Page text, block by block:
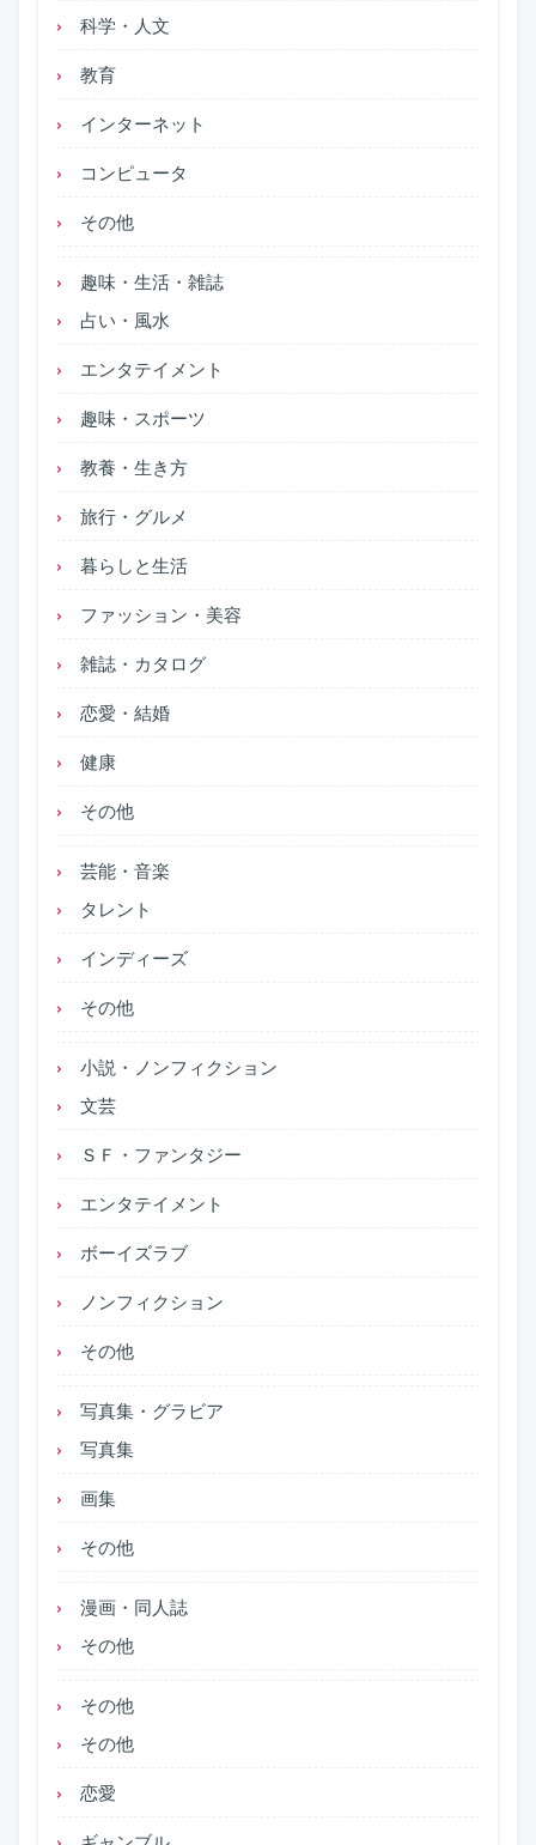
科学・人文
教育
インターネット
コンピュータ
その他
趣味・生活・雑誌
占い・風水
エンタテイメント
趣味・スポーツ
教養・生き方
旅行・グルメ
暮らしと生活
ファッション・美容
雑誌・カタログ
恋愛・結婚
健康
その他
芸能・音楽
タレント
インディーズ
その他
小説・ノンフィクション
文芸
ＳＦ・ファンタジー
エンタテイメント
ボーイズラブ
ノンフィクション
その他
写真集・グラビア
写真集
画集
その他
漫画・同人誌
その他
その他
その他
恋愛